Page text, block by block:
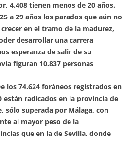
4.408 tienen menos de 20 años.
a 29 años los parados que aún no
en el tramo de la madurez,
desarrollar una carrera
esperanza de salir de su
figuran 10.837 personas
los 74.624 foráneos registrados en
están radicados en la provincia de
sólo superada por Málaga, con
al mayor peso de la
que en la de Sevilla, donde